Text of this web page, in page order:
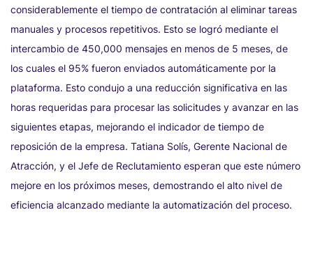
considerablemente el tiempo de contratación al eliminar tareas
manuales y procesos repetitivos. Esto se logró mediante el
intercambio de 450,000 mensajes en menos de 5 meses, de
los cuales el 95% fueron enviados automáticamente por la
plataforma. Esto condujo a una reducción significativa en las
horas requeridas para procesar las solicitudes y avanzar en las
siguientes etapas, mejorando el indicador de tiempo de
reposición de la empresa. Tatiana Solís, Gerente Nacional de
Atracción, y el Jefe de Reclutamiento esperan que este número
mejore en los próximos meses, demostrando el alto nivel de
eficiencia alcanzado mediante la automatización del proceso.